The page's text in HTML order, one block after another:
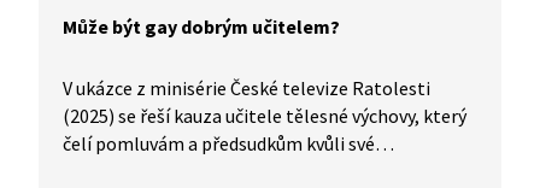
Může být gay dobrým učitelem?
V ukázce z minisérie České televize Ratolesti
(2025) se řeší kauza učitele tělesné výchovy, který
čelí pomluvám a předsudkům kvůli své